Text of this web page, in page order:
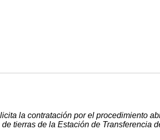
la contratación por el procedimiento
tierras de la Estación de Transferencia